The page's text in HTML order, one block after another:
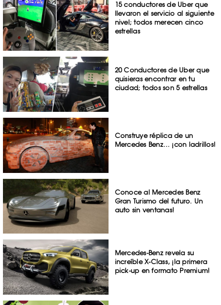
15 conductores de Uber que
llevaron el servicio al siguiente
nivel; todos merecen cinco
estrellas
20 Conductores de Uber que
quisieras encontrar en tu
ciudad; todos son 5 estrellas
Construye réplica de un
Mercedes Benz… ¡con ladrillos!
Conoce al Mercedes Benz
Gran Turismo del futuro. Un
auto sin ventanas!
Mercedes-Benz revela su
increíble X-Class, ¡la primera
pick-up en formato Premium!